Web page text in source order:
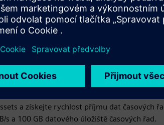
příjmu a ukládání
řad
a získejte rychlost příjmu dat časových
s a 100 GB datového úložiště časových řad.